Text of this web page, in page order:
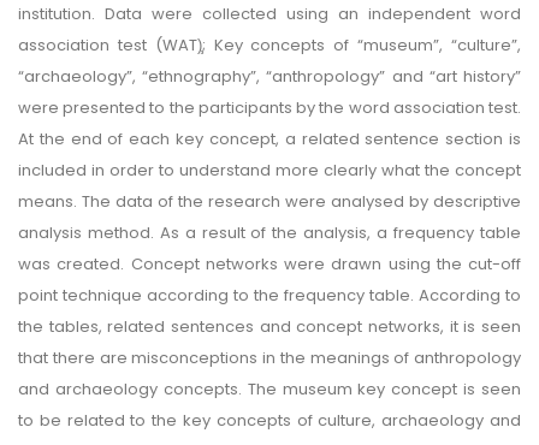
institution. Data were collected using an independent word
association test (WAT)̧; Key concepts of “museum”, “culture”,
“archaeology”, “ethnography”, “anthropology” and “art history”
were presented to the participants by the word association test.
At the end of each key concept, a related sentence section is
included in order to understand more clearly what the concept
means. The data of the research were analysed by descriptive
analysis method. As a result of the analysis, a frequency table
was created. Concept networks were drawn using the cut-off
point technique according to the frequency table. According to
the tables, related sentences and concept networks, it is seen
that there are misconceptions in the meanings of anthropology
and archaeology concepts. The museum key concept is seen
to be related to the key concepts of culture, archaeology and